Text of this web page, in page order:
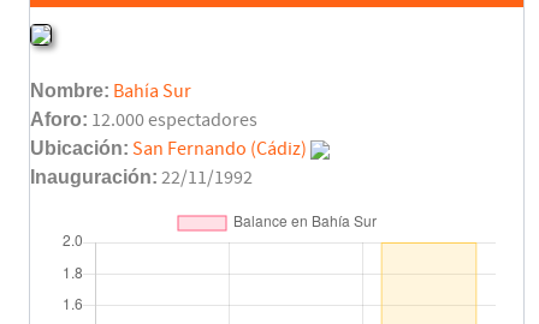
Final del partido
Nombre: Bahía Sur
Aforo: 12.000 espectadores
Ubicación: San Fernando (Cádiz)
Inauguración: 22/11/1992